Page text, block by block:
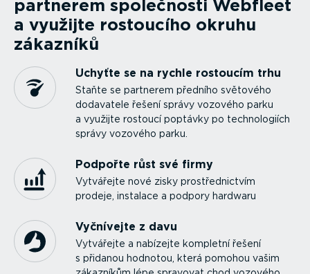
partnerem společnosti Webfleet
a využijte rostoucího okruhu
zákazníků
Uchyťte se na rychle rostoucím trhu
Staňte se partnerem předního světového
dodavatele řešení správy vozového parku
a využijte rostoucí poptávky po techno­lo­giích
správy vozového parku.
Podpořte růst své firmy
Vytvářejte nové zisky prostřed­nictvím
prodeje, instalace a podpory hardwaru
Vyčnívejte z davu
Vytvářejte a nabízejte kompletní řešení
s přidanou hodnotou, která pomohou vašim